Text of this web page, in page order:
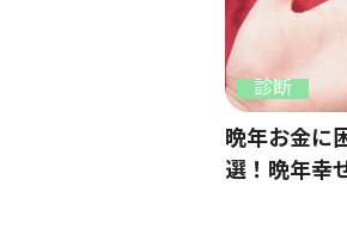
診断
晩年お金に
選！晩年幸